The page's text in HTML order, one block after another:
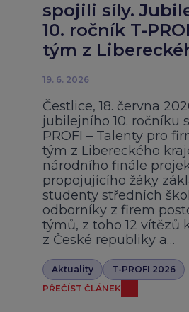
spojili síly.
10. ročník T-
tým z
19. 6. 2026
Čestlice, 18. června
jubilejního 10. ročníku
PROFI – Talenty pro
tým z Libereckého
národního finále
propojujícího žáky
studenty středních
odborníky z firem
týmů, z toho 12 vítězů
z České republiky a…
Aktuality
T-PROFI 2026
PŘEČÍST ČLÁNEK